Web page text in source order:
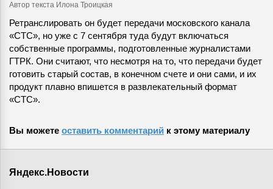
Автор текста Илона Троицкая
Ретранслировать он будет передачи московского канала
«СТС», но уже с 7 сентября туда будут включаться
собственные программы, подготовленные журналистами
ГТРК. Они считают, что несмотря на то, что передачи будет
готовить старый состав, в конечном счете и они сами, и их
продукт плавно впишется в развлекательный формат
«СТС».
Вы можете оставить комментарий к этому материалу
Яндекс.Новости